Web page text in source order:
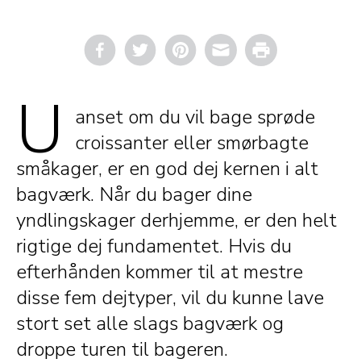
Email Print
U
anset om du vil bage sprøde
croissanter eller smørbagte
småkager, er en god dej kernen i alt
bagværk. Når du bager dine
yndlingskager derhjemme, er den helt
rigtige dej fundamentet. Hvis du
efterhånden kommer til at mestre
disse fem dejtyper, vil du kunne lave
stort set alle slags bagværk og
droppe turen til bageren.